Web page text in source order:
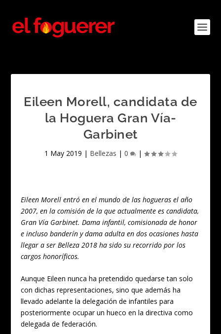
Eileen Morell, candidata de
la Hoguera Gran Vía-
Garbinet
1 May 2019 | Bellezas | 0 |
Eileen Morell entró en el mundo de las hogueras el año
2007, en la comisión de la que actualmente es candidata,
Gran Vía Garbinet. Dama infantil, comisionada de honor
e incluso banderín y dama adulta en dos ocasiones hasta
llegar a ser Belleza 2018 ha sido su recorrido por los
cargos honoríficos.
Aunque Eileen nunca ha pretendido quedarse tan solo
con dichas representaciones, sino que además ha
llevado adelante la delegación de infantiles para
posteriormente ocupar un hueco en la directiva como
delegada de federación.